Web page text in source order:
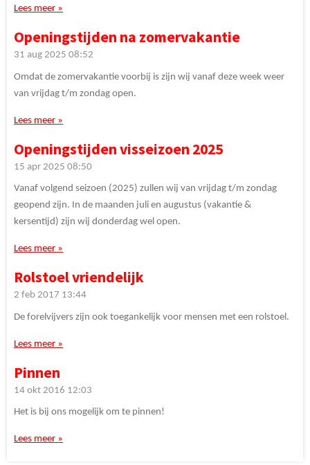
Lees meer »
Openingstijden na zomervakantie
31 aug 2025 08:52
Omdat de zomervakantie voorbij is zijn wij vanaf deze week weer
van vrijdag t/m zondag open.
Lees meer »
Openingstijden visseizoen 2025
15 apr 2025 08:50
Vanaf volgend seizoen (2025) zullen wij van vrijdag t/m zondag
geopend zijn. In de maanden juli en augustus (vakantie &
kersentijd) zijn wij donderdag wel open.
Lees meer »
Rolstoel vriendelijk
2 feb 2017 13:44
De forelvijvers zijn ook toegankelijk voor mensen met een rolstoel.
Lees meer »
Pinnen
14 okt 2016 12:03
Het is bij ons mogelijk om te pinnen!
Lees meer »